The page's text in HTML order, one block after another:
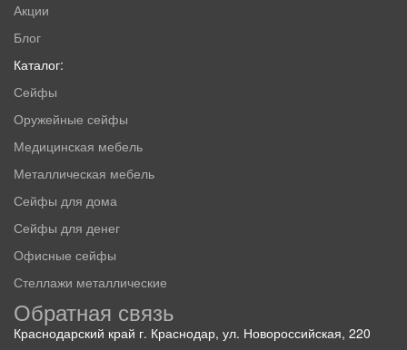
Акции
Блог
Каталог:
Сейфы
Оружейные сейфы
Медицинская мебель
Металлическая мебель
Сейфы для дома
Сейфы для денег
Офисные сейфы
Стеллажи металлические
Обратная связь
Краснодарский край г. Краснодар, ул. Новороссийская, 220